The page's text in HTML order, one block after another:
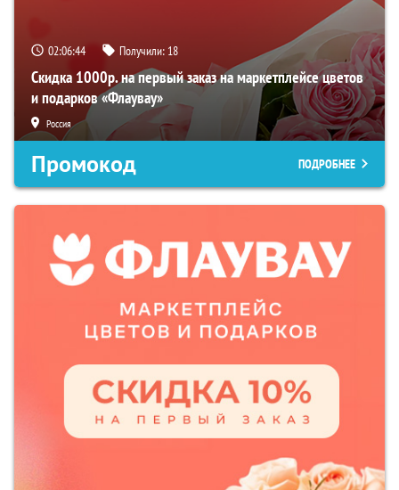
02:06:43 Получили: 18
Скидка 1000р. на первый заказ на маркетплейсе цветов
и подарков «Флаувау»
Россия
Промокод ПОДРОБНЕЕ